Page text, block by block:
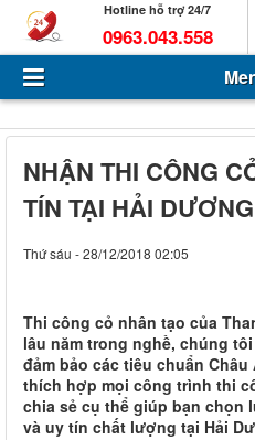
Tuyển dụng
Liên hệ
Hotline hỗ trợ 24/7
0963.043.558
NHẬN THI CÔNG
TÍN TẠI HẢI DƯƠNG
Thứ sáu - 28/12/2018 02:05
Thi công cỏ nhân tạo của
lâu năm trong nghề, chúng
đảm bảo các tiêu chuẩn Châu
thích hợp mọi công trình thi
chia sẻ cụ thể giúp bạn chọn
và uy tín chất lượng tại Hải